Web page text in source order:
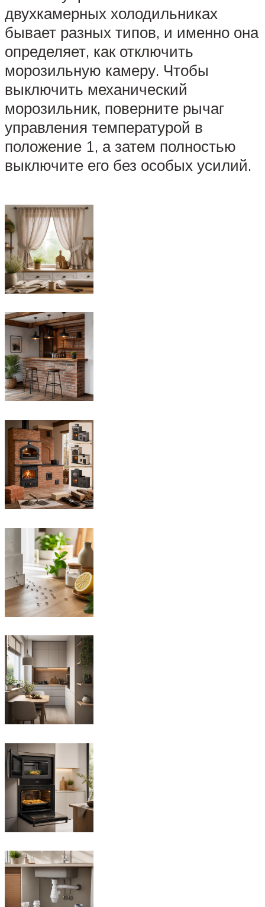
двухкамерных холодильниках
бывает разных типов, и именно она
определяет, как отключить
морозильную камеру. Чтобы
выключить механический
морозильник, поверните рычаг
управления температурой в
положение 1, а затем полностью
выключите его без особых усилий.